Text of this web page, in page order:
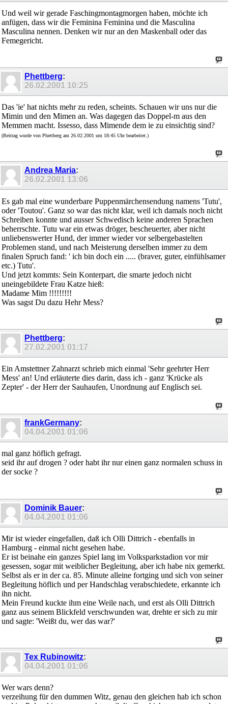
Und weil wir gerade Faschingmontagmorgen haben, möchte ich
anfügen, dass wir die Feminina Feminina und die Masculina
Masculina nennen. Denken wir nur an den Maskenball oder das
Femegericht.
Phettberg:
26.02.2001 10:25
Das 'ie' hat nichts mehr zu reden, scheints. Schauen wir uns nur die
Mimin und den Mimen an. Was dagegen das Doppel-m aus den
Memmen macht. Issesso, dass Mimende dem ie zu einsichtig sind?
(Beitrag wurde von Phettberg am 26.02.2001 um 18:45 Uhr bearbeitet.)
Andrea Maria:
26.02.2001 13:06
Es gab mal eine wunderbare Puppenmärchensendung namens 'Tutu',
oder 'Toutou'. Ganz so war das nicht klar, weil ich damals noch nicht
Schreiben konnte und ausser Schwedisch keine anderen Sprachen
beherrschte. Tutu war ein etwas dröger, bescheuerter, aber nicht
unliebenswerter Hund, der immer wieder vor selbergebastelten
Problemen stand, und nach Meisterung derselben immer zu dem
finalen Spruch fand: ' ich bin doch ein ..... (braver, guter, einfühlsamer
etc.) Tutu'.
Und jetzt kommts: Sein Konterpart, die smarte jedoch nicht
uneingebildete Frau Katze hieß:
Madame Mim !!!!!!!!!
Was sagst Du dazu Hehr Mess?
Phettberg:
27.02.2001 01:17
Ein Amstettner Zahnarzt schrieb mich einmal 'Sehr geehrter Herr
Mess' an! Und erläuterte dies darin, dass ich - ganz 'Krücke als
Zepter' - der Herr der Sauhaufen, Unordnung auf Englisch sei.
frankGermany:
04.04.2001 01:06
mal ganz höflich gefragt.
seid ihr auf drogen ? oder habt ihr nur einen ganz normalen schuss in
der socke ?
Dominik Bauer:
04.04.2001 01:06
Mir ist wieder eingefallen, daß ich Olli Dittrich - ebenfalls in
Hamburg - einmal nicht gesehen habe.
Er ist beinahe ein ganzes Spiel lang im Volksparkstadion vor mir
gesessen, sogar mit weiblicher Begleitung, aber ich habe nix gemerkt.
Selbst als er in der ca. 85. Minute alleine fortging und sich von seiner
Begleitung höflich und per Handschlag verabschiedete, erkannte ich
ihn nicht.
Mein Freund kuckte ihm eine Weile nach, und erst als Olli Dittrich
ganz aus seinem Blickfeld verschwunden war, drehte er sich zu mir
und sagte: 'Weißt du, wer das war?'
Tex Rubinowitz:
04.04.2001 01:06
Wer wars denn?
verzeihung für den dummen Witz, genau den gleichen hab ich schon